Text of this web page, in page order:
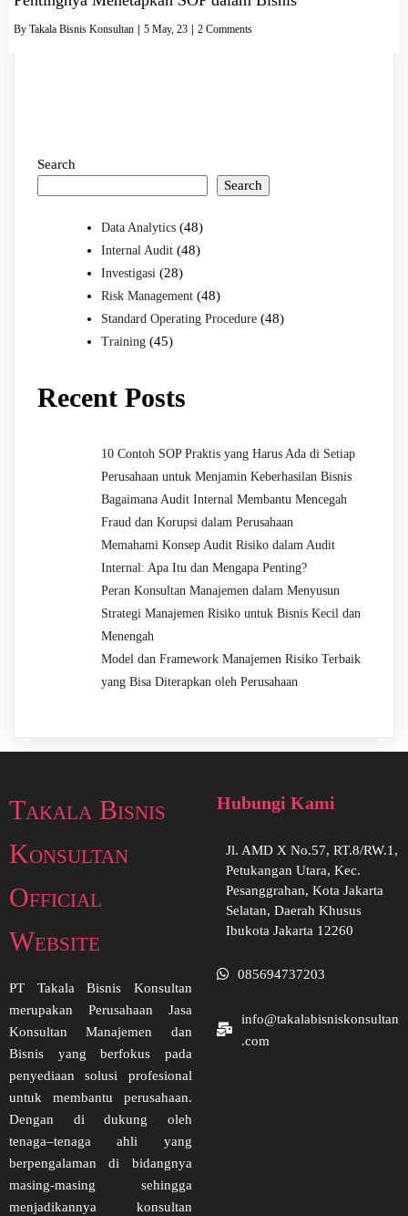
By Takala Bisnis Konsultan | 5 May, 23 | 2 Comments
Search
Search
Data Analytics (48)
Internal Audit (48)
Investigasi (28)
Risk Management (48)
Standard Operating Procedure (48)
Training (45)
Recent Posts
10 Contoh SOP Praktis yang Harus Ada di Setiap
Perusahaan untuk Menjamin Keberhasilan Bisnis
Bagaimana Audit Internal Membantu Mencegah
Fraud dan Korupsi dalam Perusahaan
Memahami Konsep Audit Risiko dalam Audit
Internal: Apa Itu dan Mengapa Penting?
Peran Konsultan Manajemen dalam Menyusun
Strategi Manajemen Risiko untuk Bisnis Kecil dan
Menengah
Model dan Framework Manajemen Risiko Terbaik
yang Bisa Diterapkan oleh Perusahaan
Takala Bisnis
Konsultan
Official
Website
PT Takala Bisnis Konsultan
merupakan Perusahaan Jasa
Konsultan Manajemen dan
Bisnis yang berfokus pada
penyediaan solusi profesional
untuk membantu perusahaan.
Dengan di dukung oleh
tenaga–tenaga ahli yang
berpengalaman di bidangnya
masing-masing sehingga
menjadikannya konsultan
Hubungi Kami
Jl. AMD X No.57, RT.8/RW.1,
Petukangan Utara, Kec.
Pesanggrahan, Kota Jakarta
Selatan, Daerah Khusus
Ibukota Jakarta 12260
085694737203
info@takalabisniskonsultan
.com